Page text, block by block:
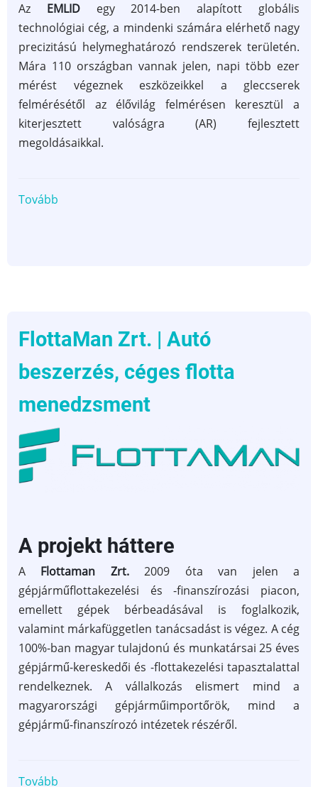
Az EMLID egy 2014-ben alapított globális
technológiai cég, a mindenki számára elérhető nagy
precizitású helymeghatározó rendszerek területén.
Mára 110 országban vannak jelen, napi több ezer
mérést végeznek eszközeikkel a gleccserek
felmérésétől az élővilág felmérésen keresztül a
kiterjesztett valóságra (AR) fejlesztett
megoldásaikkal.
Tovább
internetes
FlottaMan Zrt. | Autó
beszerzés, céges flotta
menedzsment
A projekt háttere
A Flottaman Zrt.2009 óta van jelen a
gépjárműflottakezelési és -finanszírozási piacon,
emellett gépek bérbeadásával is foglalkozik,
valamint márkafüggetlen tanácsadást is végez. A cég
100%-ban magyar tulajdonú és munkatársai 25 éves
gépjármű-kereskedői és -flottakezelési tapasztalattal
rendelkeznek. A vállalkozás elismert mind a
magyarországi gépjárműimportőrök, mind a
gépjármű-finanszírozó intézetek részéről.
Tovább